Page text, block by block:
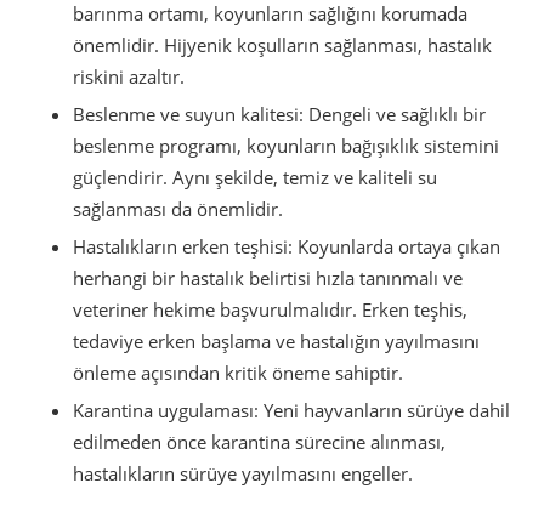
barınma ortamı, koyunların sağlığını korumada
önemlidir. Hijyenik koşulların sağlanması, hastalık
riskini azaltır.
Beslenme ve suyun kalitesi: Dengeli ve sağlıklı bir
beslenme programı, koyunların bağışıklık sistemini
güçlendirir. Aynı şekilde, temiz ve kaliteli su
sağlanması da önemlidir.
Hastalıkların erken teşhisi: Koyunlarda ortaya çıkan
herhangi bir hastalık belirtisi hızla tanınmalı ve
veteriner hekime başvurulmalıdır. Erken teşhis,
tedaviye erken başlama ve hastalığın yayılmasını
önleme açısından kritik öneme sahiptir.
Karantina uygulaması: Yeni hayvanların sürüye dahil
edilmeden önce karantina sürecine alınması,
hastalıkların sürüye yayılmasını engeller.